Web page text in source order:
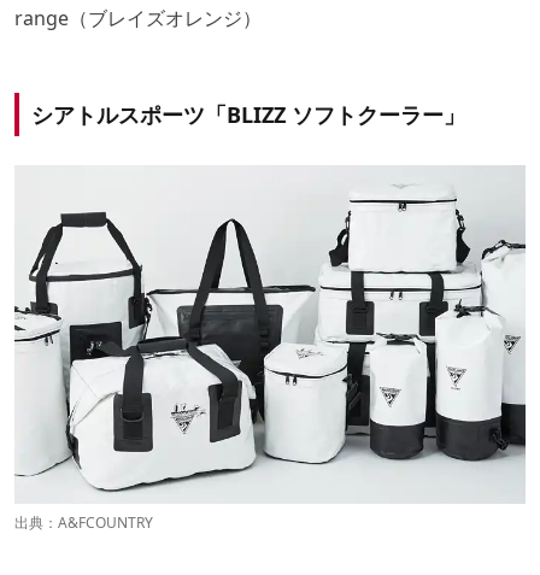
range（ブレイズオレンジ）
シアトルスポーツ「BLIZZ ソフトクーラー」
出典： A&FCOUNTRY